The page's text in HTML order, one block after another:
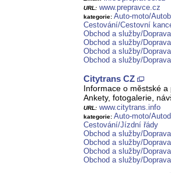
URL: www.prepravce.cz
kategorie: Auto-moto/
Cestování/Cestovní
Obchod a služby/Doprava
Obchod a služby/
Obchod a služby/
Obchod a služby/
Citytrans CZ
Informace o městské
Ankety, fotogalerie,
URL: www.citytrans.info
kategorie: Auto-moto/
Cestování/Jízdní řády
Obchod a služby/Doprava
Obchod a služby/
Obchod a služby/
Obchod a služby/